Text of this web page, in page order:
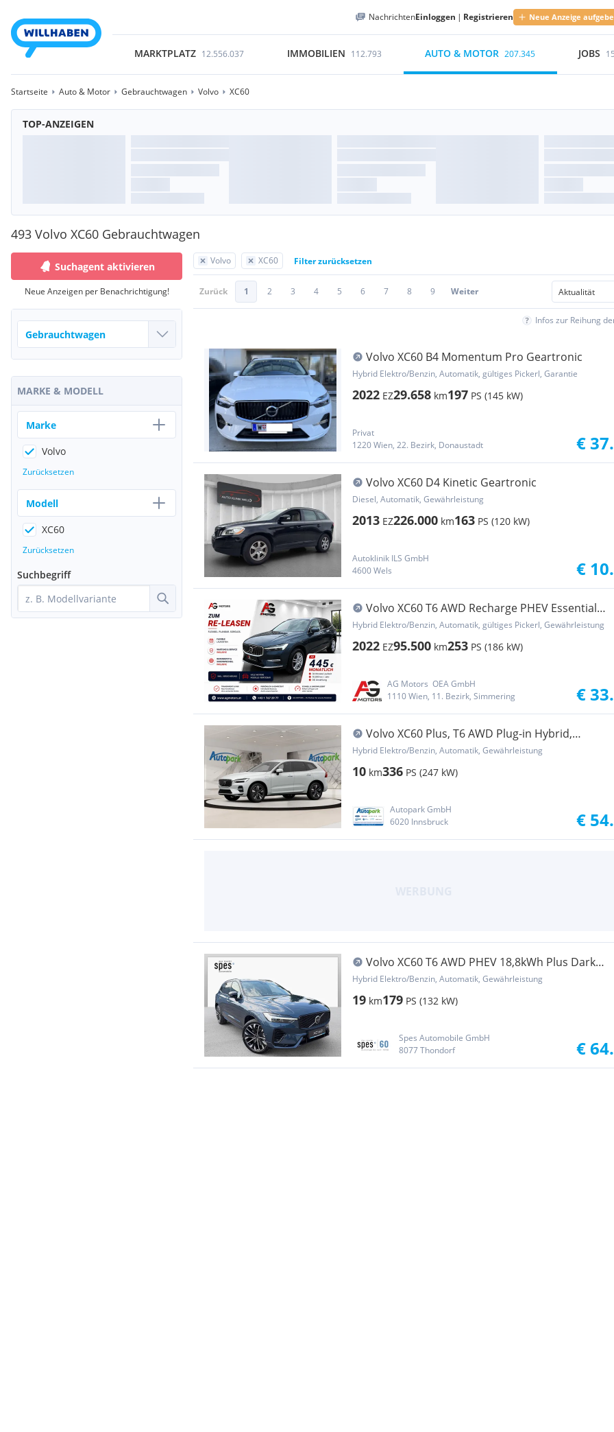
NachrichtenEinloggen | Registrieren Neue Anzeige
MARKTPLATZ 12.556.037 IMMOBILIEN 112.793 AUTO & MOTOR 207.345 JOBS
Startseite Auto & Motor Gebrauchtwagen Volvo XC60
TOP-ANZEIGEN
493 Volvo XC60 Gebrauchtwagen
Volvo XC60 Filter zurücksetzen
Zurück 1 2 3 4 5 6 7 8 9 Weiter
Infos zur Reihung
Volvo XC60 B4 Momentum Pro Geartronic
Hybrid Elektro/Benzin, Automatik, gültiges Pickerl, Garantie
2022 EZ29.658 km197 PS (145 kW)
Privat
1220 Wien, 22. Bezirk, Donaustadt
€
Volvo XC60 D4 Kinetic Geartronic
Diesel, Automatik, Gewährleistung
2013 EZ226.000 km163 PS (120 kW)
Autoklinik ILS GmbH
4600 Wels
€
Volvo XC60 T6 AWD Recharge PHEV Essential
Geartronic
Hybrid Elektro/Benzin, Automatik, gültiges Pickerl, Gewährleistung
2022 EZ95.500 km253 PS (186 kW)
AG Motors  OEA GmbH
1110 Wien, 11. Bezirk, Simmering
€
Volvo XC60 Plus, T6 AWD Plug-in Hybrid,
Elektrisch/Be...
Hybrid Elektro/Benzin, Automatik, Gewährleistung
10 km336 PS (247 kW)
Autopark GmbH
6020 Innsbruck
€
Volvo XC60 T6 AWD PHEV 18,8kWh Plus Dark
Aut.
Hybrid Elektro/Benzin, Automatik, Gewährleistung
19 km179 PS (132 kW)
Spes Automobile GmbH
8077 Thondorf
€
Suchagent aktivieren
Neue Anzeigen per Benachrichtigung!
MARKE & MODELL
Marke
Volvo
Zurücksetzen
Modell
XC60
Zurücksetzen
Suchbegriff